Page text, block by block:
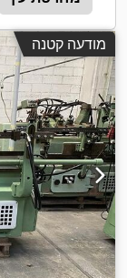
מודעה קטנה